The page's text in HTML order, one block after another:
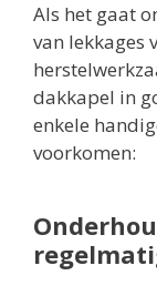
Als het gaat
van lekkages
dakkapel in
enkele
voorkomen: